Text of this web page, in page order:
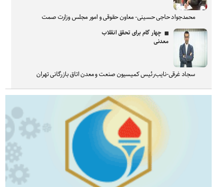
محمدجواد حاجی حسینی- معاون حقوقی و امور مجلس وزارت صمت
چهار گام برای تحقق انقلاب
معدنی
سجاد غرقی-نایب‌رئیس کمیسیون صنعت و معدن اتاق بازرگانی تهران